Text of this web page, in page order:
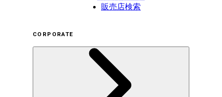
販売店検索
CORPORATE